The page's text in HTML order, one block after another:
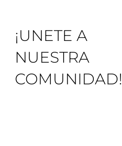
¡UNETE A
NUESTRA
COMUNIDAD!